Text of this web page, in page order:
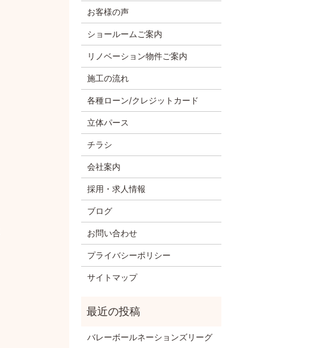
お客様の声
ショールームご案内
リノベーション物件ご案内
施工の流れ
各種ローン/クレジットカード
立体パース
チラシ
会社案内
採用・求人情報
ブログ
お問い合わせ
プライバシーポリシー
サイトマップ
バレーボールネーションズリーグ